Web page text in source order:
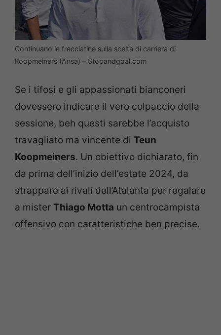
Continuano le frecciatine sulla scelta di carriera di
Koopmeiners (Ansa) – Stopandgoal.com
Se i tifosi e gli appassionati bianconeri
dovessero indicare il vero colpaccio della
sessione, beh questi sarebbe l’acquisto
travagliato ma vincente di Teun
Koopmeiners. Un obiettivo dichiarato, fin
da prima dell’inizio dell’estate 2024, da
strappare ai rivali dell’Atalanta per regalare
a mister Thiago Motta un centrocampista
offensivo con caratteristiche ben precise.